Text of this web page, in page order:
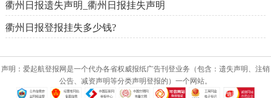
衢州日报遗失声明_衢州日报挂失声明
衢州日报登报挂失多少钱?
声明：爱起航登报网是一个代办各省权威报纸广告刊登业务（包含：遗失声明、注销
公告、减资声明等分类声明登报的）一个网站。